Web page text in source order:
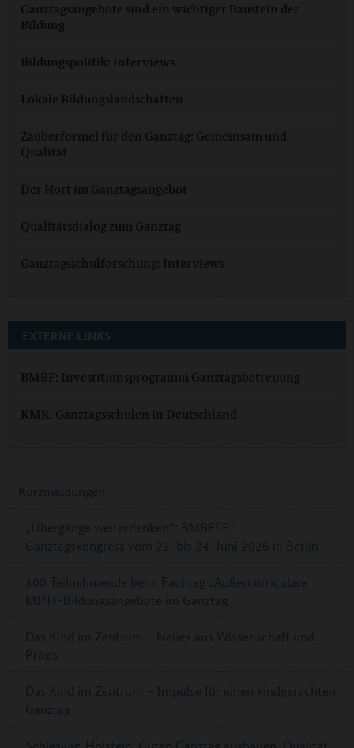
Ganztagsangebote sind ein wichtiger Baustein der
Bildung
Bildungspolitik: Interviews
Lokale Bildungslandschaften
Zauberformel für den Ganztag: Gemeinsam und
Qualität
Der Hort im Ganztagsangebot
Qualitätsdialog zum Ganztag
Ganztagsschulforschung: Interviews
EXTERNE LINKS
BMBF: Investitionsprogramm Ganztagsbetreuung
KMK: Ganztagsschulen in Deutschland
Kurzmeldungen
„Übergänge weiterdenken“: BMBFSFJ-
Ganztagskongress vom 22. bis 24. Juni 2026 in Berlin
300 Teilnehmende beim Fachtag „Außercurriculare
MINT-Bildungsangebote im Ganztag
Das Kind im Zentrum – Neues aus Wissenschaft und
Praxis
Das Kind im Zentrum – Impulse für einen kindgerechten
Ganztag